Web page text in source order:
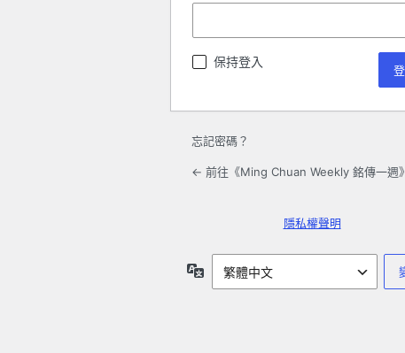
保持登入
忘記密碼？
← 前往《Ming Chuan Weekly 銘傳一週》
隱私權聲明
言